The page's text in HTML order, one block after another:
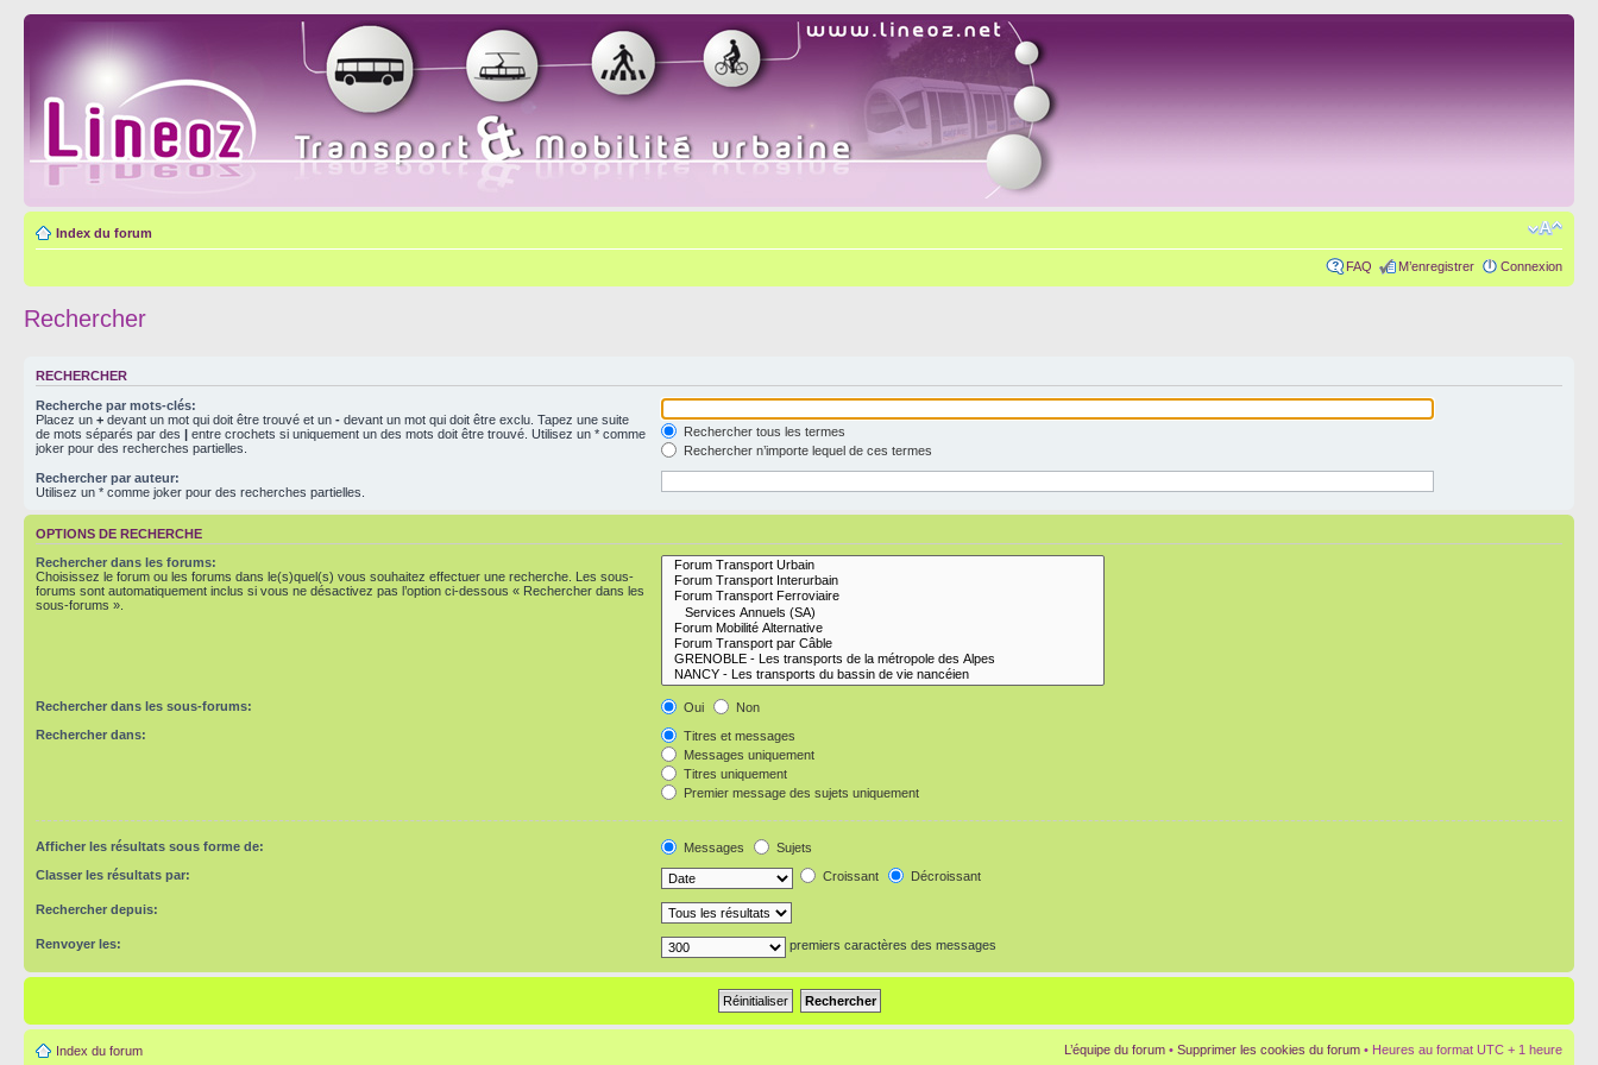
Index du forum
FAQ M’enregistrer Connexion
Rechercher
RECHERCHER
Recherche par mots-clés:
Placez un + devant un mot qui doit être trouvé et un - devant un mot qui doit être exclu. Tapez une suite
de mots séparés par des | entre crochets si uniquement un des mots doit être trouvé. Utilisez un * comme
joker pour des recherches partielles.
Rechercher tous les termes
Rechercher n’importe lequel de ces termes
Rechercher par auteur:
Utilisez un * comme joker pour des recherches partielles.
OPTIONS DE RECHERCHE
Rechercher dans les forums:
Choisissez le forum ou les forums dans le(s)quel(s) vous souhaitez effectuer une recherche. Les sous-
forums sont automatiquement inclus si vous ne désactivez pas l’option ci-dessous « Rechercher dans les
sous-forums ».
Rechercher dans les sous-forums: Oui
Non
Rechercher dans:
Titres et messages
Messages uniquement
Titres uniquement
Premier message des sujets uniquement
Afficher les résultats sous forme de: Messages
Sujets
Classer les résultats par:
Croissant Décroissant
Rechercher depuis:
Renvoyer les: premiers caractères des messages
Index du forum L’équipe du forum • Supprimer les cookies du forum • Heures au format UTC + 1 heure